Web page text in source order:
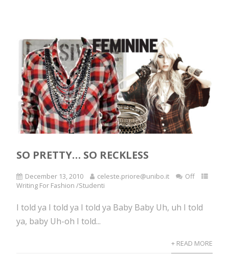
SO PRETTY… SO RECKLESS
December 13, 2010 celeste.priore@unibo.it
Off
Writing For Fashion /Studenti
I told ya I told ya I told ya Baby Baby Uh, uh I told
ya, baby Uh-oh I told...
+ READ MORE